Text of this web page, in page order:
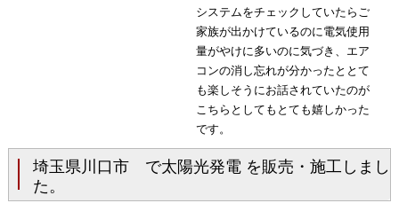
システムをチェックしていたらご
家族が出かけているのに電気使用
量がやけに多いのに気づき、エア
コンの消し忘れが分かったととて
も楽しそうにお話されていたのが
こちらとしてもとても嬉しかった
です。
埼玉県川口市 で太陽光発電 を販売・施工しまし
た。